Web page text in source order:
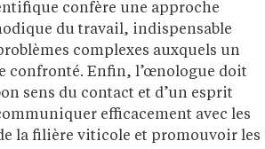
confère une approche
du travail, indispensable
complexes auxquels un
confronté. Enfin, l’œnologue doit
sens du contact et d’un esprit
efficacement avec les
la filière viticole et promouvoir les